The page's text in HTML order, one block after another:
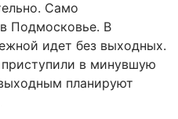
Само
Подмосковье. В
идет без выходных.
в минувшую
планируют